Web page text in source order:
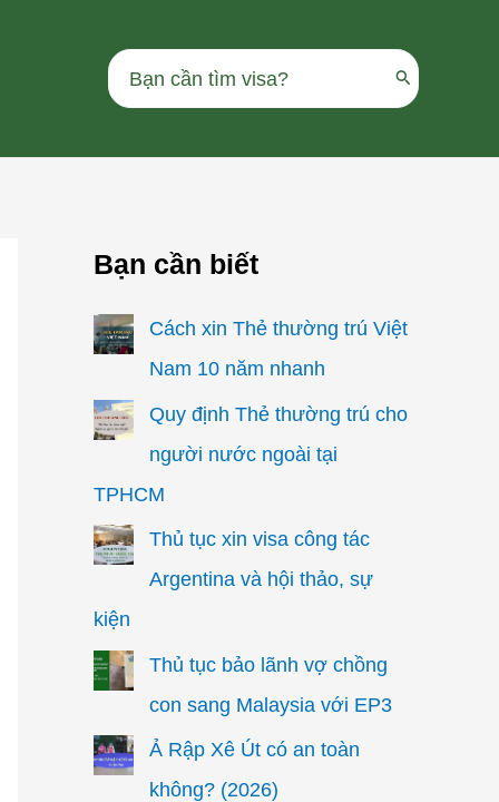
Search
for:
Bạn cần biết
Cách xin Thẻ thường trú Việt
Nam 10 năm nhanh
Quy định Thẻ thường trú cho
người nước ngoài tại
TPHCM
Thủ tục xin visa công tác
Argentina và hội thảo, sự
kiện
Thủ tục bảo lãnh vợ chồng
con sang Malaysia với EP3
Ả Rập Xê Út có an toàn
không? (2026)